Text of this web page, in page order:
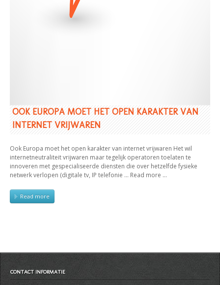
OOK EUROPA MOET HET OPEN KARAKTER VAN
INTERNET VRIJWAREN
Ook Europa moet het open karakter van internet vrijwaren Het wil
internetneutraliteit vrijwaren maar tegelijk operatoren toelaten te
innoveren met gespecialiseerde diensten die over hetzelfde fysieke
netwerk verlopen (digitale tv, IP telefonie … Read more …
Read more
CONTACT INFORMATIE